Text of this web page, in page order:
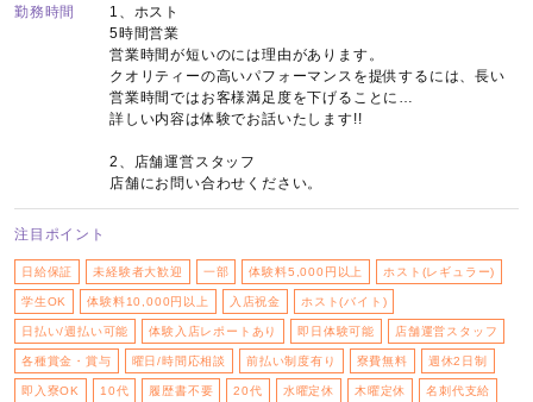
勤務時間
1、ホスト
5時間営業
営業時間が短いのには理由があります。
クオリティーの高いパフォーマンスを提供するには、長い
営業時間ではお客様満足度を下げることに…
詳しい内容は体験でお話いたします!!
2、店舗運営スタッフ
店舗にお問い合わせください。
注目ポイント
日給保証 未経験者大歓迎 一部 体験料5,000円以上 ホスト(レギュラー)
学生OK 体験料10,000円以上 入店祝金 ホスト(バイト)
日払い/週払い可能 体験入店レポートあり 即日体験可能 店舗運営スタッフ
各種賞金・賞与 曜日/時間応相談 前払い制度有り 寮費無料 週休2日制
即入寮OK 10代 履歴書不要 20代 水曜定休 木曜定休 名刺代支給